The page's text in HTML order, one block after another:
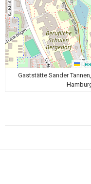
Gaststätte Sander